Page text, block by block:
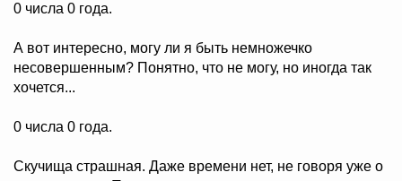
0 числа 0 года.
А вот интересно, могу ли я быть немножечко
несовершенным? Понятно, что не могу, но иногда так
хочется...
0 числа 0 года.
Скучища страшная. Даже времени нет, не говоря уже о